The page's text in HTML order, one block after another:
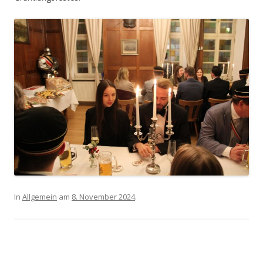
In Allgemein am 8. November 2024.